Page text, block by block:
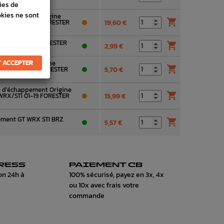
d'admission Origine
STI 01-19 FORESTER 19,60 € 
WRX STI FORESTER 2,99 € 
à Cames Origine
STI 01-19 FORESTER 5,70 € 
d'échappement Origine
STI 01-19 FORESTER 15,99 € 
GT WRX STI BRZ 5,57 € 
24h à
PAIEMENT CB
100% sécurisé, payez en 3x, 4x
ou 10x avec frais votre
commande
de
ne sont
ACCEPTER